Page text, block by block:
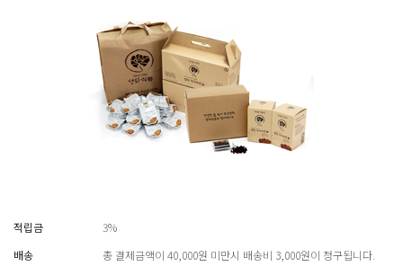
적립금
3%
배송
총 결제금액이 40,000원 미만시 배송비 3,000원이 청구됩니다.